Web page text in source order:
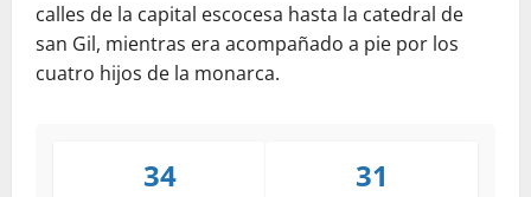
calles de la capital escocesa hasta la catedral de
san Gil, mientras era acompañado a pie por los
cuatro hijos de la monarca.
34 31